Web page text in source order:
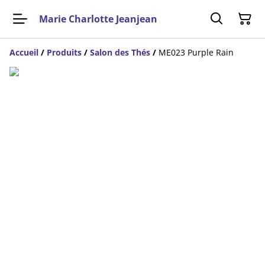
Marie Charlotte Jeanjean
Accueil / Produits / Salon des Thés / ME023 Purple Rain